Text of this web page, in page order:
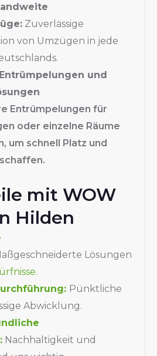
Zuverlässige
von Umzügen in jede
und
Entrümpelungen für
oder einzelne Räume
um schnell Platz und
mit WOW
Hilden
Lösungen
Pünktliche
Abwicklung.
Nachhaltigkeit und